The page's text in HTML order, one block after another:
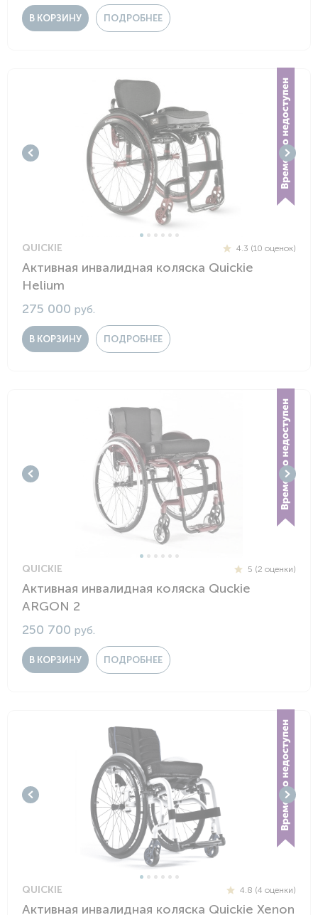
В КОРЗИНУ ПОДРОБНЕЕ
QUICKIE 4.3 (10 оценок)
Активная инвалидная коляска Quickie
Helium
275 000 руб.
В КОРЗИНУ ПОДРОБНЕЕ
QUICKIE 5 (2 оценки)
Активная инвалидная коляска Quckie
ARGON 2
250 700 руб.
В КОРЗИНУ ПОДРОБНЕЕ
QUICKIE 4.8 (4 оценки)
Активная инвалидная коляска Quickie Xenon